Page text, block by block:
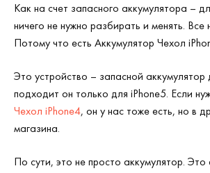
Как на счет запасного аккумулятора –
ничего не нужно разбирать и менять.
Потому что есть Аккумулятор Чехол
Это устройство – запасной аккумулятор
подходит он только для iPhone5. Если
Чехол iPhone4, он у нас тоже есть, но в
магазина.
По сути, это не просто аккумулятор. Это